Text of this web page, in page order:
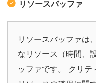
リソースバッファ
リソースバッファは
なリソース（時間、
ッファです。
クリテ